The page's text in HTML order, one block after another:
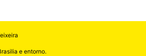
e entorno.